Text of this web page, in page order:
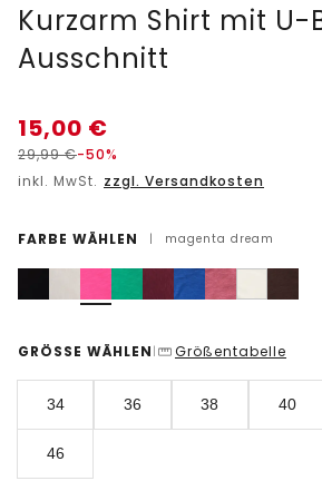
Kurzarm Shirt mit U-
Ausschnitt
15,00 €
29,99€-50%
inkl. MwSt. zzgl. Versandkosten
FARBE WÄHLEN | magenta dream
GRÖSSE WÄHLEN | Größentabelle
34 36 38 40
46